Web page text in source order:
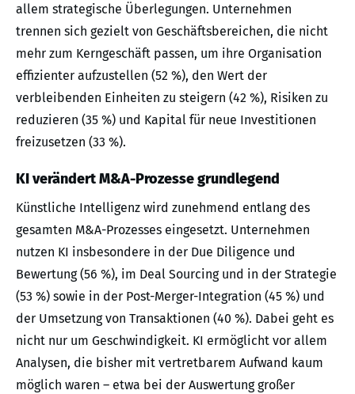
allem strategische Überlegungen. Unternehmen
trennen sich gezielt von Geschäftsbereichen, die nicht
mehr zum Kerngeschäft passen, um ihre Organisation
effizienter aufzustellen (52 %), den Wert der
verbleibenden Einheiten zu steigern (42 %), Risiken zu
reduzieren (35 %) und Kapital für neue Investitionen
freizusetzen (33 %).
KI verändert M&A-Prozesse grundlegend
Künstliche Intelligenz wird zunehmend entlang des
gesamten M&A-Prozesses eingesetzt. Unternehmen
nutzen KI insbesondere in der Due Diligence und
Bewertung (56 %), im Deal Sourcing und in der Strategie
(53 %) sowie in der Post-Merger-Integration (45 %) und
der Umsetzung von Transaktionen (40 %). Dabei geht es
nicht nur um Geschwindigkeit. KI ermöglicht vor allem
Analysen, die bisher mit vertretbarem Aufwand kaum
möglich waren – etwa bei der Auswertung großer